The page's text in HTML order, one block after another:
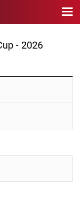
- 2026